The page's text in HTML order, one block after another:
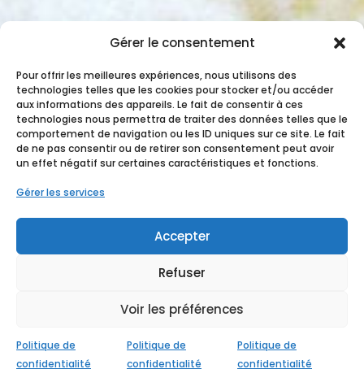
Gérer le consentement
Pour offrir les meilleures expériences, nous utilisons des
technologies telles que les cookies pour stocker et/ou accéder
aux informations des appareils. Le fait de consentir à ces
technologies nous permettra de traiter des données telles que le
comportement de navigation ou les ID uniques sur ce site. Le fait
de ne pas consentir ou de retirer son consentement peut avoir
un effet négatif sur certaines caractéristiques et fonctions.
Gérer les services
Accepter
Refuser
Voir les préférences
Politique de
confidentialité
Politique de
confidentialité
Politique de
confidentialité
StudioXine Communication